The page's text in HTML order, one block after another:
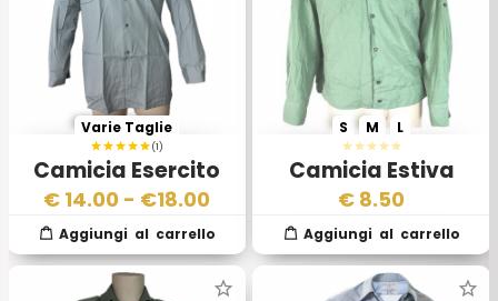
(1)
Camicia Esercito
Tedesco Germania
Orientale
Varie Taglie
€ 14.00 - €18.00
Camicia Estiva
Esercito Slovacco
Occidentale
S M L
€ 8.50